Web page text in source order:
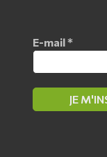
E-mail*